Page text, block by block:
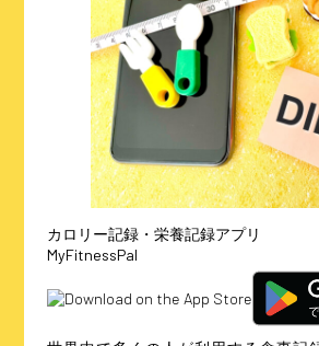
カロリー記録・栄養記録アプリ
MyFitnessPal